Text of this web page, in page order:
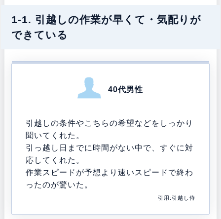
1-1. 引越しの作業が早くて・気配りが
できている
40代男性
引越しの条件やこちらの希望などをしっかり
聞いてくれた。
引っ越し日までに時間がない中で、すぐに対
応してくれた。
作業スピードが予想より速いスピードで終わ
ったのが驚いた。
引用:引越し侍